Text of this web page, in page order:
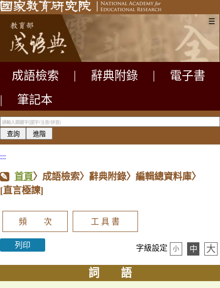
☰
成語檢索 辭典附錄
電子書
|
筆記本
:::
首頁〉成語檢索〉辭典附錄〉編輯總資料庫〉
[直言極諫]
頻 次 工 具 書
列印 字級設定 小 中 大
詞 語